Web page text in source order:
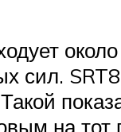
SRT8
на тот